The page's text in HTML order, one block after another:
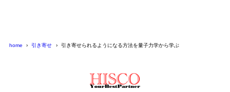
home 引き寄せ 引き寄せられるようになる方法を量子力学から学ぶ